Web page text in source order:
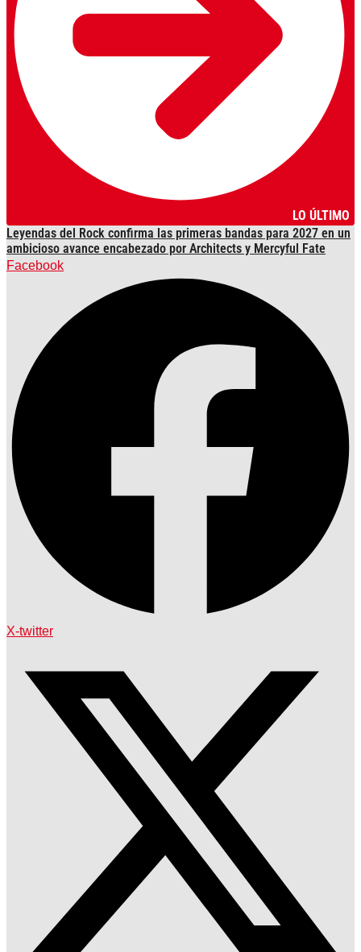
LO ÚLTIMO
Leyendas del Rock confirma las primeras bandas para 2027 en un
ambicioso avance encabezado por Architects y Mercyful Fate
Facebook
X-twitter